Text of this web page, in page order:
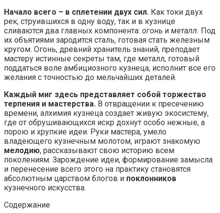
Начало всего – в сплетении двух сил. Как токи двух
рек, струившихся в одну воду, так и в кузнице
сливаются два главных компонента: огонь и металл. Под
их объятиями зародится сталь, готовая стать железным
кругом. Огонь, древний хранитель знаний, преподает
мастеру истинные секреты там, где металл, готовый
поддаться воле амбициозного кузнеца, исполнит все его
желания с точностью до мельчайших деталей.
Каждый миг здесь представляет собой торжество
терпения и мастерства. В отвращении к пресечению
времени, алхимия кузнеца создает живую экосистему,
где от обрушивающихся искр дохнут особо нежные, а
порою и хрупкие идеи. Руки мастера, умело
владеющего кузнечным молотом, играют знакомую
мелодию, рассказывают свою историю всем
поколениям. Зарождение идеи, формирование замысла
и перенесение всего этого на практику становятся
абсолютным царством блогов и поклонников
кузнечного искусства.
Содержание